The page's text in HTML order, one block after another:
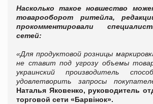
Насколько такое новшество
товарооборот ритейла,
прокомментировали
сетей:
«Для продуктовой розницы
не ставит под угрозу объемы
украинский производитель
удовлетворить запросы
Наталья Яковенко, руководитель
торговой сети «Барвінок».